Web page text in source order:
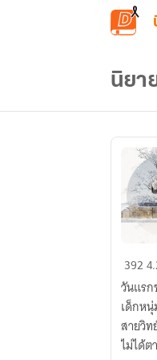
ข้ามไปยังเนื้อหาหลัก
นิยา
แปล
ลิขสิ
บันทึก
สอบ
ข้ารา
392
วันแร
เด็กห
สายวิ
ไม่ได้ต